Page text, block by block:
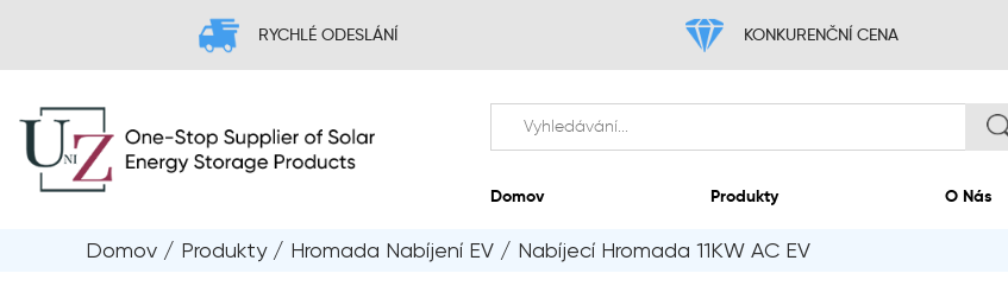
RYCHLÉ ODESLÁNÍ
Domov
Domov / Produkty/ Hromada Nabíjení EV / Nabíjecí Hromada 11KW AC EV